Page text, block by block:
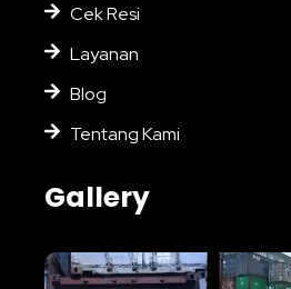
Cek Resi
Layanan
Blog
Tentang Kami
Gallery